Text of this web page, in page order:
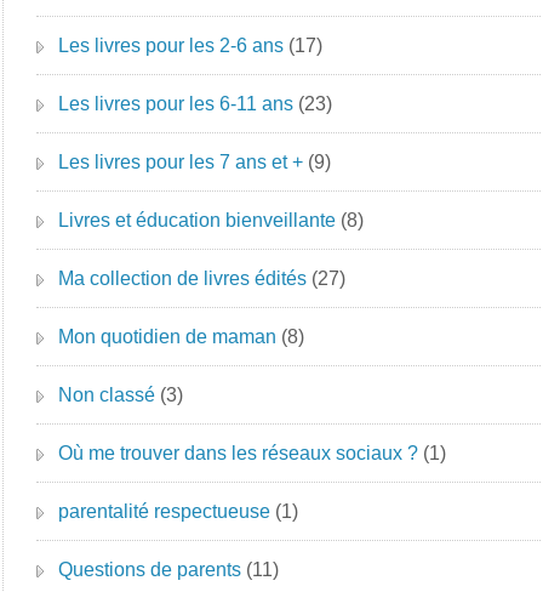
Les livres pour les 2-6 ans (17)
Les livres pour les 6-11 ans (23)
Les livres pour les 7 ans et + (9)
Livres et éducation bienveillante (8)
Ma collection de livres édités (27)
Mon quotidien de maman (8)
Non classé (3)
Où me trouver dans les réseaux sociaux ? (1)
parentalité respectueuse (1)
Questions de parents (11)